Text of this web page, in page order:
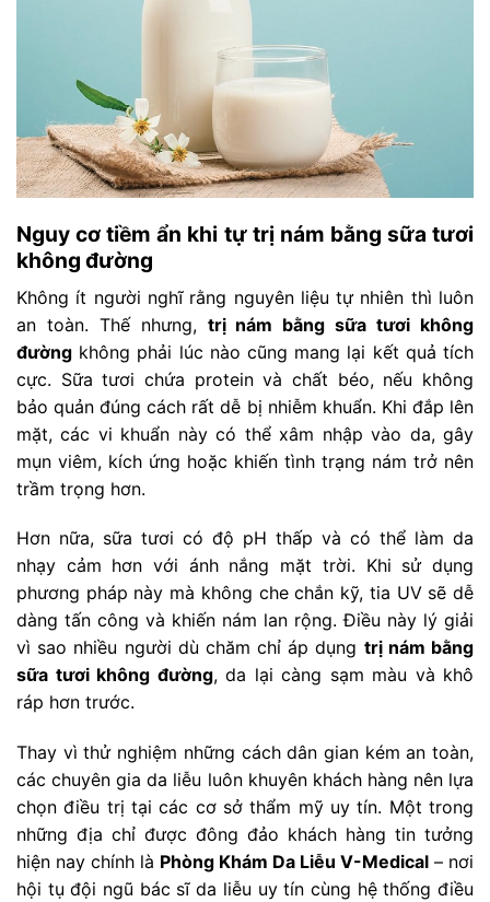
Nguy cơ tiềm ẩn khi tự trị nám bằng sữa tươi
không đường
Không ít người nghĩ rằng nguyên liệu tự nhiên thì luôn
an toàn. Thế nhưng, trị nám bằng sữa tươi không
đường không phải lúc nào cũng mang lại kết quả tích
cực. Sữa tươi chứa protein và chất béo, nếu không
bảo quản đúng cách rất dễ bị nhiễm khuẩn. Khi đắp lên
mặt, các vi khuẩn này có thể xâm nhập vào da, gây
mụn viêm, kích ứng hoặc khiến tình trạng nám trở nên
trầm trọng hơn.
Hơn nữa, sữa tươi có độ pH thấp và có thể làm da
nhạy cảm hơn với ánh nắng mặt trời. Khi sử dụng
phương pháp này mà không che chắn kỹ, tia UV sẽ dễ
dàng tấn công và khiến nám lan rộng. Điều này lý giải
vì sao nhiều người dù chăm chỉ áp dụng trị nám bằng
sữa tươi không đường, da lại càng sạm màu và khô
ráp hơn trước.
Thay vì thử nghiệm những cách dân gian kém an toàn,
các chuyên gia da liễu luôn khuyên khách hàng nên lựa
chọn điều trị tại các cơ sở thẩm mỹ uy tín. Một trong
những địa chỉ được đông đảo khách hàng tin tưởng
hiện nay chính là Phòng Khám Da Liễu V-Medical – nơi
hội tụ đội ngũ bác sĩ da liễu uy tín cùng hệ thống điều